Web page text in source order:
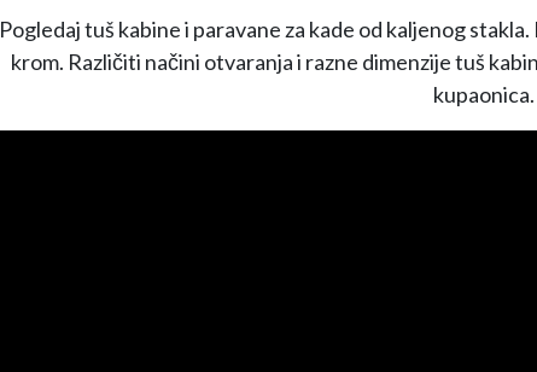
Pogledaj tuš kabine i paravane za kade od kaljenog
krom. Različiti načini otvaranja i razne dimenzije tuš
kupaonica.